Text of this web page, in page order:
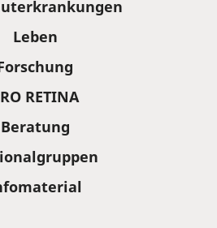
Leben
RETINA
Beratung